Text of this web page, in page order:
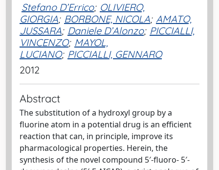
Stefano D’Errico; OLIVIERO,
GIORGIA; BORBONE, NICOLA; AMATO,
JUSSARA; Daniele D’Alonzo; PICCIALLI,
VINCENZO; MAYOL,
LUCIANO; PICCIALLI, GENNARO
2012
Abstract
The substitution of a hydroxyl group by a
fluorine atom in a potential drug is an efficient
reaction that can, in principle, improve its
pharmacological properties. Herein, the
synthesis of the novel compound 5′-fluoro- 5′-